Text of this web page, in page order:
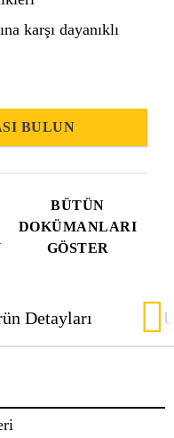
BÜTÜN
DOKÜMANLARI
GÖSTER
karşı dayanıklı
BULUN
Detayları